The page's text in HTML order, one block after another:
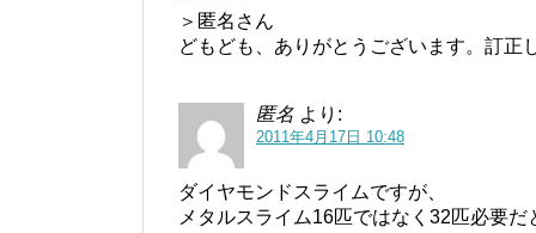
＞匿名さん
どもども、ありがとうございます。訂正
匿名 より:
2011年4月17日 10:48
ダイヤモンドスライムですが、
メタルスライム16匹ではなく32匹必要だ